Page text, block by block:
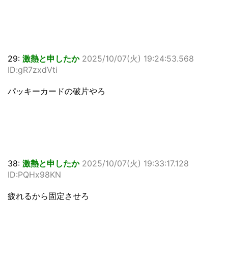
29: 激熱と申したか 2025/10/07(火) 19:24:53.568
ID:gR7zxdVti
パッキーカードの破片やろ
38: 激熱と申したか 2025/10/07(火) 19:33:17.128
ID:PQHx98KN
疲れるから固定させろ